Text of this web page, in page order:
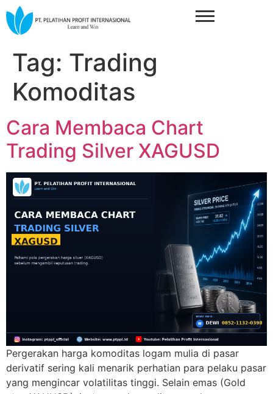
Tag: Trading
Komoditas
Cara Membaca Chart
Trading Silver XAGUSD
Pergerakan harga komoditas logam mulia di pasar
derivatif sering kali menarik perhatian para pelaku pasar
yang mengincar volatilitas tinggi. Selain emas (Gold